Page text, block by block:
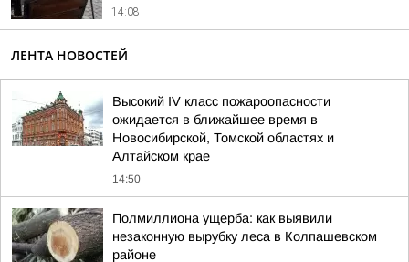
14:08
ЛЕНТА НОВОСТЕЙ
Высокий IV класс пожароопасности
ожидается в ближайшее время в
Новосибирской, Томской областях и
Алтайском крае
14:50
Полмиллиона ущерба: как выявили
незаконную вырубку леса в Колпашевском
районе